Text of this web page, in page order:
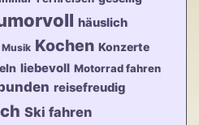
häuslich
Musik Kochen Konzerte
liebevoll Motorrad fahren
reisefreudig
Ski fahren